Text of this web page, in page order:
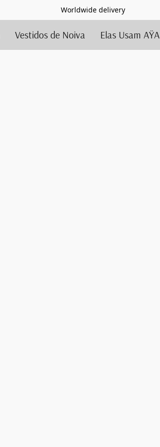
Worldwide delivery
Vestidos de Noiva Elas Usam AŸA